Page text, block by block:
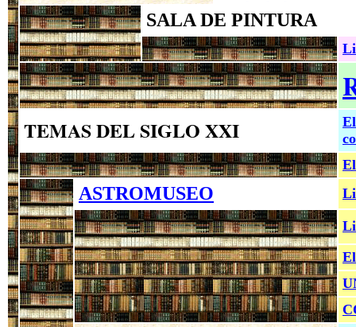
SALA DE PINTURA
TEMAS DEL SIGLO XXI
ASTROMUSEO